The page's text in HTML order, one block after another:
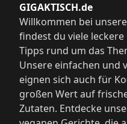
GIGAKTISCH.de
Willkommen bei
findest du viele
Tipps rund um das
Unsere einfachen und
eignen sich auch für
großen Wert auf
Zutaten. Entdecke